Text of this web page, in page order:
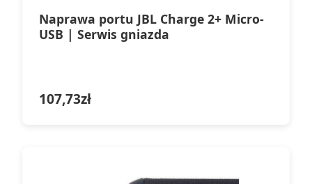
Naprawa portu JBL Charge 2+ Micro-
USB | Serwis gniazda
107,73zł